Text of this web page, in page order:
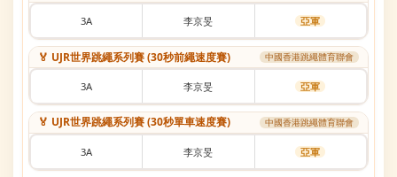
3A 李京旻 亞軍
🏅 UJR世界跳繩系列賽 (30秒前繩速度賽) 中國香港跳繩體育聯會
3A 李京旻 亞軍
🏅 UJR世界跳繩系列賽 (30秒單車速度賽) 中國香港跳繩體育聯會
3A 李京旻 亞軍